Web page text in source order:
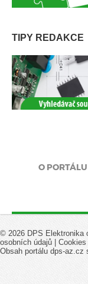
TIPY REDAKCE
O PORTÁLU
© 2026 DPS Elektronika
osobních údajů
Cookies
Obsah portálu dps-